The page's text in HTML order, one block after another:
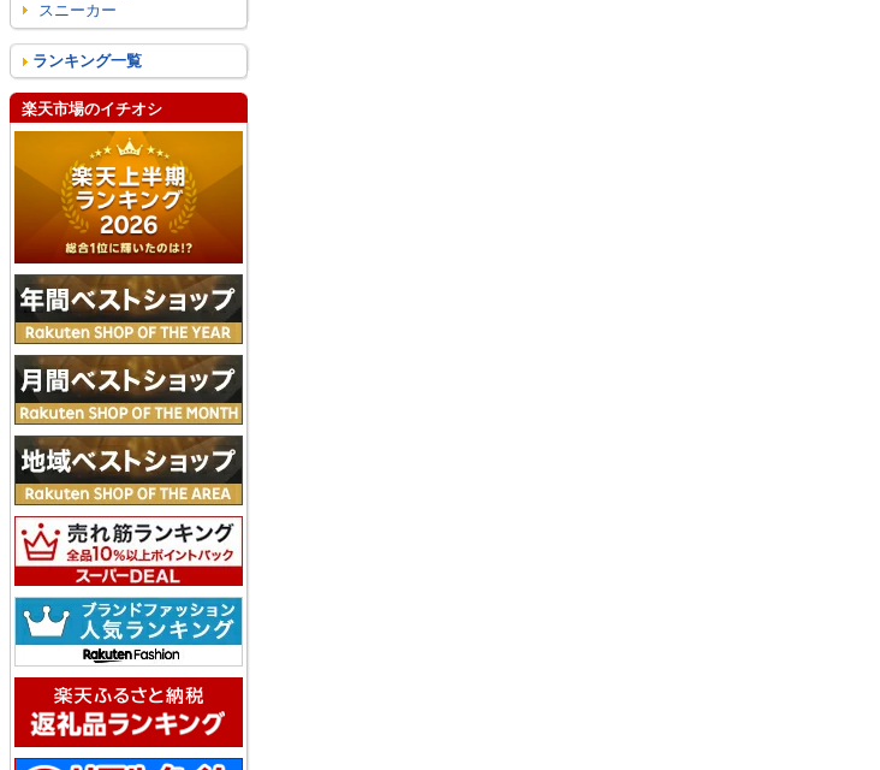
スニーカー
ランキング一覧
楽天市場のイチオシ